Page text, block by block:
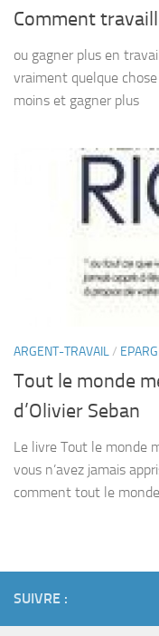
Comment
ou gagner plus en
vraiment quelque
moins et gagner plus
ARGENT-TRAVAIL/
Tout le monde
d’Olivier Seban
Le livre Tout le monde
vous n’avez jamais
comment tout le
SUIVRE :